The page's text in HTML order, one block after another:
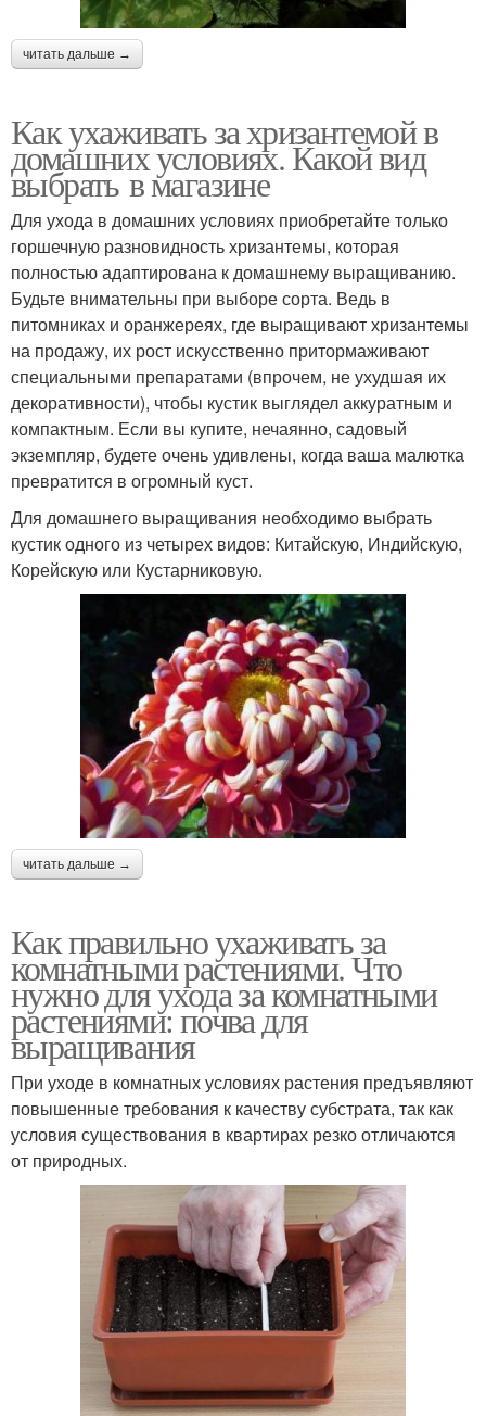
читать дальше →
Как ухаживать за хризантемой в
домашних условиях. Какой вид
выбрать в магазине
Для ухода в домашних условиях приобретайте только
горшечную разновидность хризантемы, которая
полностью адаптирована к домашнему выращиванию.
Будьте внимательны при выборе сорта. Ведь в
питомниках и оранжереях, где выращивают хризантемы
на продажу, их рост искусственно притормаживают
специальными препаратами (впрочем, не ухудшая их
декоративности), чтобы кустик выглядел аккуратным и
компактным. Если вы купите, нечаянно, садовый
экземпляр, будете очень удивлены, когда ваша малютка
превратится в огромный куст.
Для домашнего выращивания необходимо выбрать
кустик одного из четырех видов: Китайскую, Индийскую,
Корейскую или Кустарниковую.
читать дальше →
Как правильно ухаживать за
комнатными растениями. Что
нужно для ухода за комнатными
растениями: почва для
выращивания
При уходе в комнатных условиях растения предъявляют
повышенные требования к качеству субстрата, так как
условия существования в квартирах резко отличаются
от природных.